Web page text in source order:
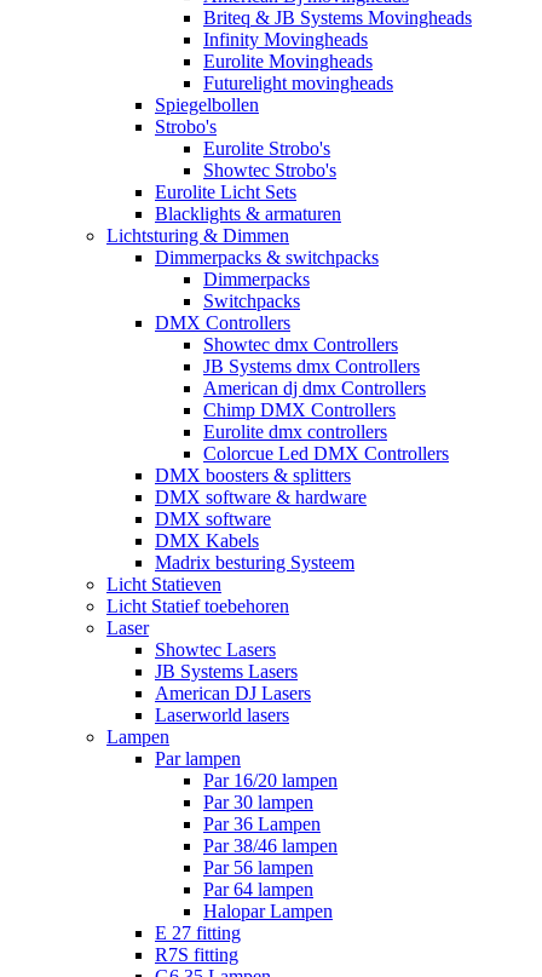
Briteq & JB Systems Movingheads
Infinity Movingheads
Eurolite Movingheads
Futurelight movingheads
Spiegelbollen
Strobo's
Eurolite Strobo's
Showtec Strobo's
Eurolite Licht Sets
Blacklights & armaturen
Lichtsturing & Dimmen
Dimmerpacks & switchpacks
Dimmerpacks
Switchpacks
DMX Controllers
Showtec dmx Controllers
JB Systems dmx Controllers
American dj dmx Controllers
Chimp DMX Controllers
Eurolite dmx controllers
Colorcue Led DMX Controllers
DMX boosters & splitters
DMX software & hardware
DMX software
DMX Kabels
Madrix besturing Systeem
Licht Statieven
Licht Statief toebehoren
Laser
Showtec Lasers
JB Systems Lasers
American DJ Lasers
Laserworld lasers
Lampen
Par lampen
Par 16/20 lampen
Par 30 lampen
Par 36 Lampen
Par 38/46 lampen
Par 56 lampen
Par 64 lampen
Halopar Lampen
E 27 fitting
R7S fitting